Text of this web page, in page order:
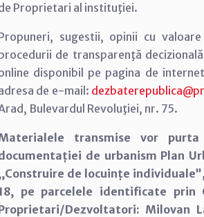
Proprietari al instituţiei.
sugestii, opinii cu
de transparenţă
disponibil pe pagina de
de e-mail:
Bulevardul Revoluţiei, nr. 75.
transmise vor purta
de urbanism Plan
de locuințe
pe parcelele identificate prin
Dezvoltatori: Milovan